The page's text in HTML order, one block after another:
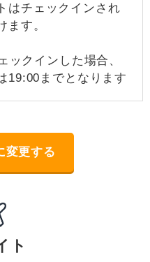
はチェックインされ
ます。
ックインした場合、
19:00までとなります
変更する
ト